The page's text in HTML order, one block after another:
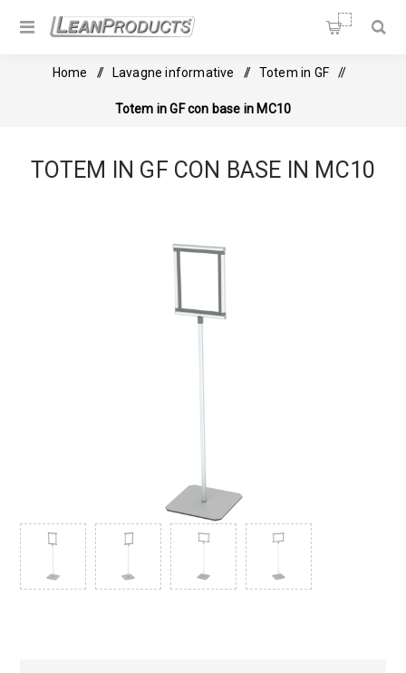
Soluzioni per la Lean
Home / Lavagne informative / Totem in GF /
Totem in GF con base in MC10
TOTEM IN GF CON BASE IN MC10